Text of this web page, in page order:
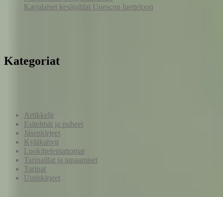
Karjalaiset kesäjuhlat Unescon luetteloon
Kategoriat
Artikkelit
Esitelmät ja puheet
Jäsenkirjeet
Kyläkahvit
Luokittelemattomat
Tarinaillat ja tapaamiset
Tarinat
Uutiskirjeet